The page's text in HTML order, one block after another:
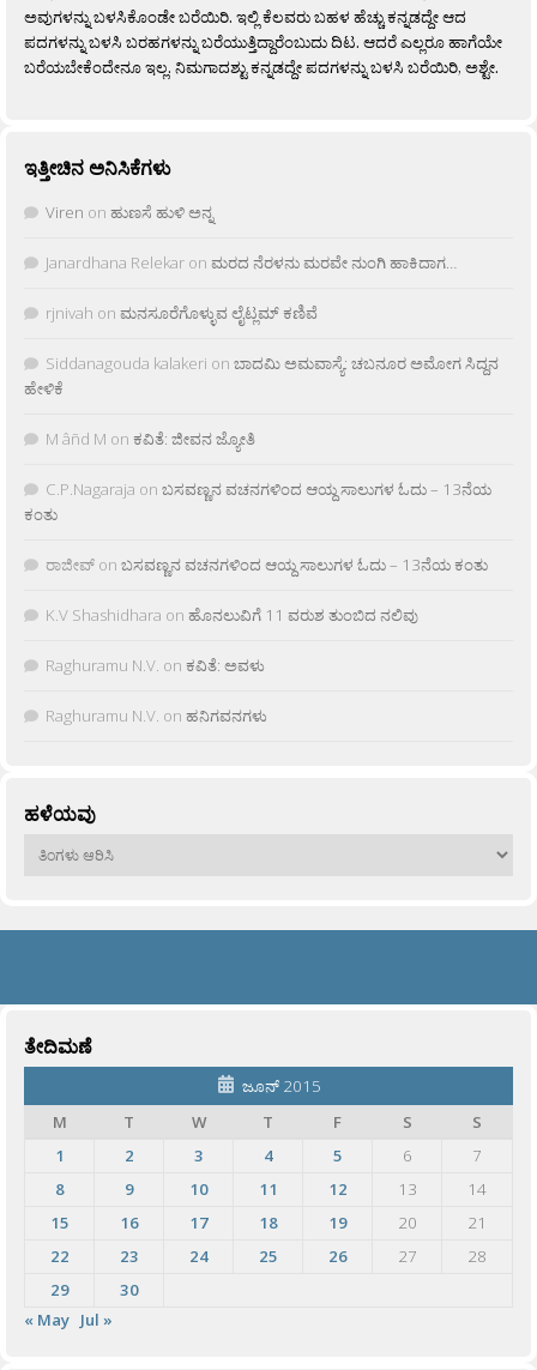
ಅವುಗಳನ್ನು ಬಳಸಿಕೊಂಡೇ ಬರೆಯಿರಿ. ಇಲ್ಲಿ ಕೆಲವರು ಬಹಳ ಹೆಚ್ಚು ಕನ್ನಡದ್ದೇ ಆದ
ಪದಗಳನ್ನು ಬಳಸಿ ಬರಹಗಳನ್ನು ಬರೆಯುತ್ತಿದ್ದಾರೆಂಬುದು ದಿಟ. ಆದರೆ ಎಲ್ಲರೂ ಹಾಗೆಯೇ
ಬರೆಯಬೇಕೆಂದೇನೂ ಇಲ್ಲ. ನಿಮಗಾದಶ್ಟು ಕನ್ನಡದ್ದೇ ಪದಗಳನ್ನು ಬಳಸಿ ಬರೆಯಿರಿ, ಅಶ್ಟೇ.
ಇತ್ತೀಚಿನ ಅನಿಸಿಕೆಗಳು
Viren on ಹುಣಸೆ ಹುಳಿ ಅನ್ನ
Janardhana Relekar on ಮರದ ನೆರಳನು ಮರವೇ ನುಂಗಿ ಹಾಕಿದಾಗ…
rjnivah on ಮನಸೂರೆಗೊಳ್ಳುವ ಲೈಟ್ಲಮ್ ಕಣಿವೆ
Siddanagouda kalakeri on ಬಾದಮಿ ಅಮವಾಸ್ಯೆ: ಚಬನೂರ ಅಮೋಗ ಸಿದ್ದನ
ಹೇಳಿಕೆ
M âñd M on ಕವಿತೆ: ಜೀವನ ಜ್ಯೋತಿ
C.P.Nagaraja on ಬಸವಣ್ಣನ ವಚನಗಳಿಂದ ಆಯ್ದ ಸಾಲುಗಳ ಓದು – 13ನೆಯ
ಕಂತು
ರಾಜೀವ್ on ಬಸವಣ್ಣನ ವಚನಗಳಿಂದ ಆಯ್ದ ಸಾಲುಗಳ ಓದು – 13ನೆಯ ಕಂತು
K.V Shashidhara on ಹೊನಲುವಿಗೆ 11 ವರುಶ ತುಂಬಿದ ನಲಿವು
Raghuramu N.V. on ಕವಿತೆ: ಅವಳು
Raghuramu N.V. on ಹನಿಗವನಗಳು
ಹಳೆಯವು
ಹಳೆಯವು
ತೇದಿಮಣೆ
ಜೂನ್ 2015
M
T W T F S
S
1
2 3 4 5 6
7
8
9 10 11 12 13
14
15
16 17 18 19 20
21
22
23 24 25 26 27
28
29
30
« May Jul »